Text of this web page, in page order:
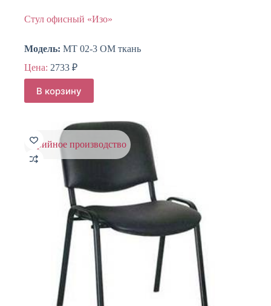
Стул офисный «Изо»
Модель: МТ 02-3 ОМ ткань
Цена: 2733 ₽
В корзину
серийное производство